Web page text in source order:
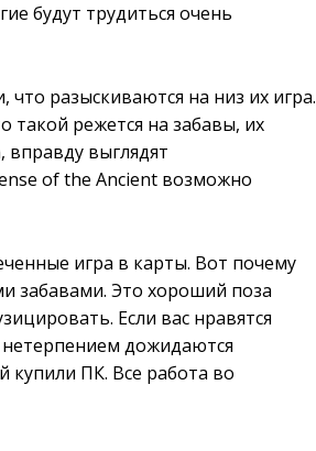
будут трудиться очень
разыскиваются на низ их игра.
такой режется на забавы, их
выглядят
of the Ancient возможно
игра в карты. Вот почему
забавами. Это хороший поза
Если вас нравятся
нетерпением дожидаются
купили ПК. Все работа во